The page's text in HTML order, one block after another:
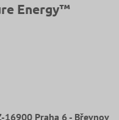
Energy™
16900 Praha 6 - Břevnov